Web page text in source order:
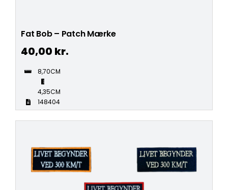
Fat Bob – Patch Mærke
40,00 kr.
8,70CM
4,35CM
148404